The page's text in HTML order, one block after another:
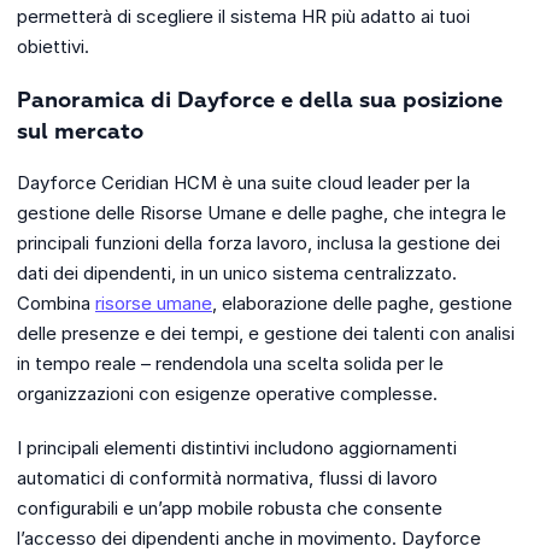
permetterà di scegliere il sistema HR più adatto ai tuoi
obiettivi.
Panoramica di Dayforce e della sua posizione
sul mercato
Dayforce Ceridian HCM è una suite cloud leader per la
gestione delle Risorse Umane e delle paghe, che integra le
principali funzioni della forza lavoro, inclusa la gestione dei
dati dei dipendenti, in un unico sistema centralizzato.
Combina risorse umane, elaborazione delle paghe, gestione
delle presenze e dei tempi, e gestione dei talenti con analisi
in tempo reale – rendendola una scelta solida per le
organizzazioni con esigenze operative complesse.
I principali elementi distintivi includono aggiornamenti
automatici di conformità normativa, flussi di lavoro
configurabili e un’app mobile robusta che consente
l’accesso dei dipendenti anche in movimento. Dayforce